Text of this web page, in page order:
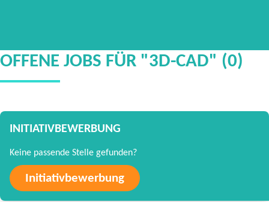
OFFENE JOBS FÜR "3D-CAD" (0)
INITIATIVBEWERBUNG
Keine passende Stelle gefunden?
Initiativbewerbung